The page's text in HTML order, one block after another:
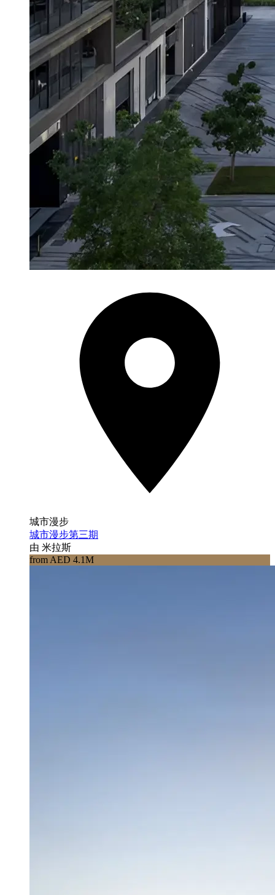
城市漫步
城市漫步第三期
由 米拉斯
from AED 4.1M